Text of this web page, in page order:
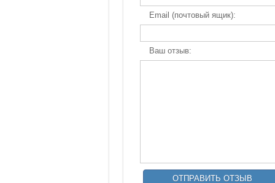
Email (почтовый ящик):
Ваш отзыв: